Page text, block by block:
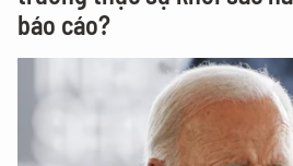
báo cáo?